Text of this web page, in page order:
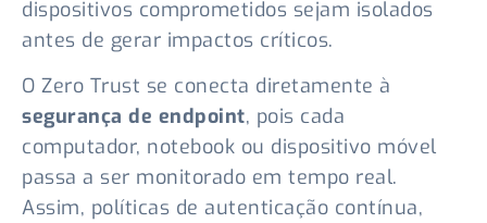
dispositivos comprometidos sejam isolados
antes de gerar impactos críticos.
O Zero Trust se conecta diretamente à
segurança de endpoint, pois cada
computador, notebook ou dispositivo móvel
passa a ser monitorado em tempo real.
Assim, políticas de autenticação contínua,